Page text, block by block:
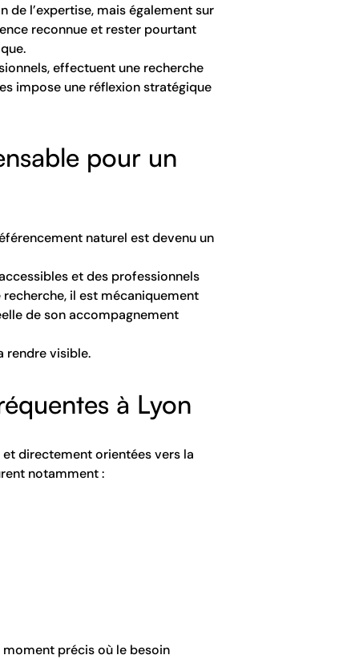
de l’expertise, mais également sur
reconnue et rester pourtant
effectuent une recherche
impose une réflexion stratégique
pour un
naturel est devenu un
et des professionnels
il est mécaniquement
de son accompagnement
rendre visible.
à Lyon
directement orientées vers la
notamment :
précis où le besoin